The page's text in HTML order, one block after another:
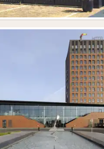
Vorheriges Bild